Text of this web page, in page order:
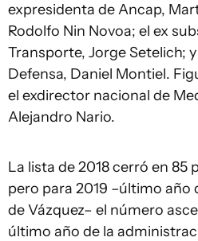
expresidenta de Ancap,
Rodolfo Nin Novoa; el ex
Transporte, Jorge Setelich;
Defensa, Daniel Montiel.
el exdirector nacional de
Alejandro Nario.
La lista de 2018 cerró en 85
pero para 2019 –último año
de Vázquez– el número
último año de la